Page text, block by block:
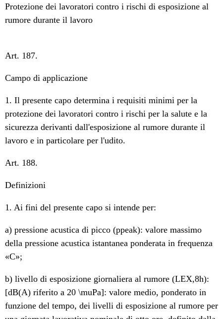
Protezione dei lavoratori contro i rischi di esposizione al
rumore durante il lavoro
Art. 187.
Campo di applicazione
1. Il presente capo determina i requisiti minimi per la
protezione dei lavoratori contro i rischi per la salute e la
sicurezza derivanti dall'esposizione al rumore durante il
lavoro e in particolare per l'udito.
Art. 188.
Definizioni
1. Ai fini del presente capo si intende per:
a) pressione acustica di picco (ppeak): valore massimo
della pressione acustica istantanea ponderata in frequenza
«C»;
b) livello di esposizione giornaliera al rumore (LEX,8h):
[dB(A) riferito a 20 \muPa]: valore medio, ponderato in
funzione del tempo, dei livelli di esposizione al rumore per